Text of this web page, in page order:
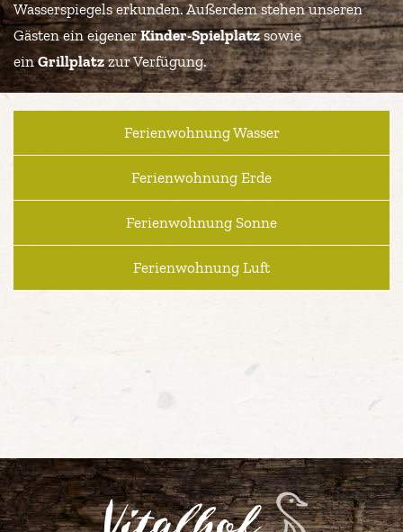
Wasserspiegels erkunden. Außerdem stehen unseren
Gästen ein eigenerKinder-Spielplatzsowie
einGrillplatzzur Verfügung.
Ferienwohnung Wasser
Ferienwohnung Erde
Ferienwohnung Sonne
Ferienwohnung Luft